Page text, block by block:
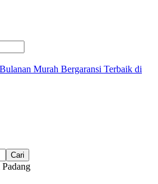
Murah Bergaransi Terbaik di